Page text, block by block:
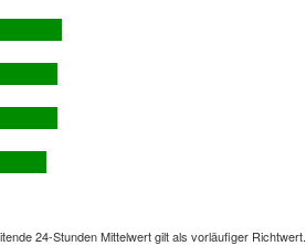
24-Stunden Mittelwert gilt als vorläufiger Richtwert.